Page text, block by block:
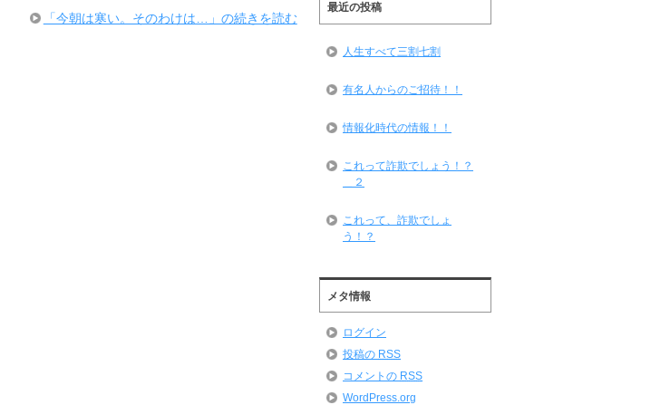
「今朝は寒い。そのわけは…」の続きを読む
最近の投稿
人生すべて三割七割
有名人からのご招待！！
情報化時代の情報！！
これって詐欺でしょう！？
＿２
これって、詐欺でしょ
う！？
メタ情報
ログイン
投稿の RSS
コメントの RSS
WordPress.org